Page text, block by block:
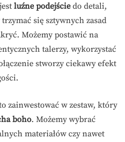
luźne podejście do detali,
się sztywnych zasad
Możemy postawić na
talerzy, wykorzystać
stworzy ciekawy efekt
zainwestować w zestaw, który
boho. Możemy wybrać
materiałów czy nawet